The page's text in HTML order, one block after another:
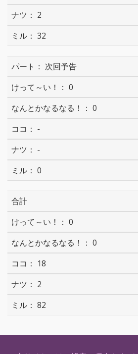
2
32
次回予告
0
0
-
-
0
合計
0
0
18
2
82